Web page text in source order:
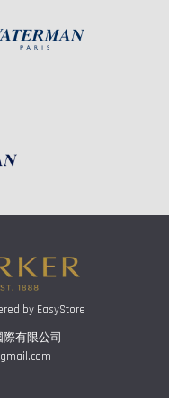
by EasyStore
際有限公司